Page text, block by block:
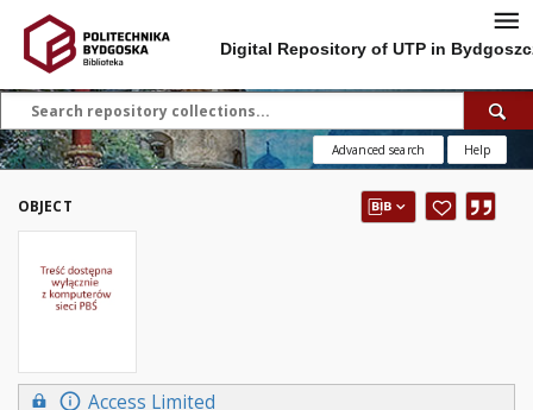
Digital Repository of UTP in
Advanced search Help
OBJECT
Access Limited